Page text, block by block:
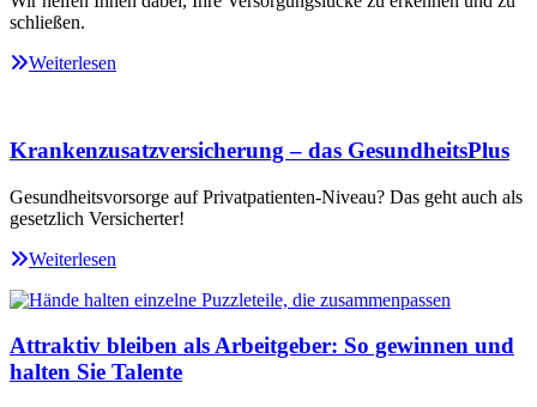
schließen.
Weiterlesen
Krankenzusatzversicherung – das GesundheitsPlus
Gesundheitsvorsorge auf Privatpatienten-Niveau? Das geht auch als
gesetzlich Versicherter!
Weiterlesen
Attraktiv bleiben als Arbeitgeber: So gewinnen und
halten Sie Talente